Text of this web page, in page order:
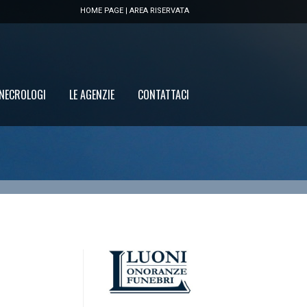
HOME PAGE | AREA RISERVATA
CONTATTACI
LE AGENZIE